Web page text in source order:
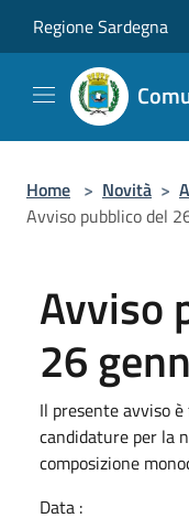
Regione Sardegna
Home > Novità >
Avviso pubblico del
Avviso
26
Il presente avviso
candidature per la
composizione
Data :